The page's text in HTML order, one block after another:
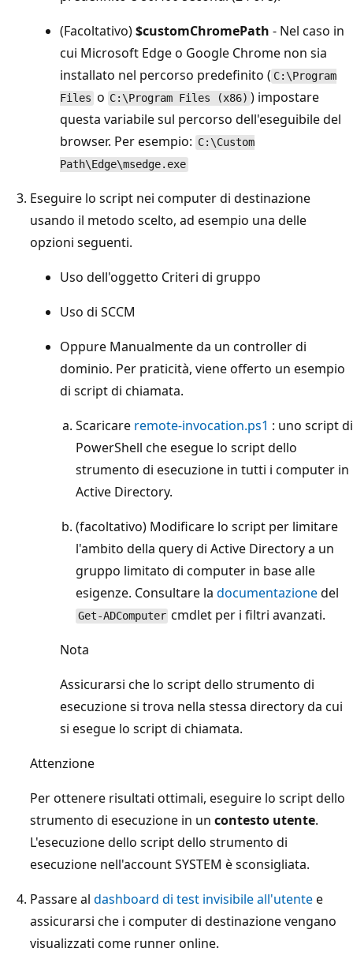
(Facoltativo)$customChromePath - Nel caso in
cui Microsoft Edge o Google Chrome non sia
installato nel percorso predefinito ( C:\Program
Files o C:\Program Files (x86) ) impostare
questa variabile sul percorso dell'eseguibile del
browser. Per esempio: C:\Custom
Path\Edge\msedge.exe
Eseguire lo script nei computer di destinazione
usando il metodo scelto, ad esempio una delle
opzioni seguenti.
Uso dell'oggetto Criteri di gruppo
Uso di SCCM
Oppure Manualmente da un controller di
dominio. Per praticità, viene offerto un esempio
di script di chiamata.
Scaricare remote-invocation.ps1 : uno script di
PowerShell che esegue lo script dello
strumento di esecuzione in tutti i computer in
Active Directory.
(facoltativo) Modificare lo script per limitare
l'ambito della query di Active Directory a un
gruppo limitato di computer in base alle
esigenze. Consultare la documentazionedel
Get-ADComputer cmdlet per i filtri avanzati.
Nota
Assicurarsi che lo script dello strumento di
esecuzione si trova nella stessa directory da cui
si esegue lo script di chiamata.
Attenzione
Per ottenere risultati ottimali, eseguire lo script dello
strumento di esecuzione in un contesto utente.
L'esecuzione dello script dello strumento di
esecuzione nell'account SYSTEM è sconsigliata.
Passare al dashboard di test invisibile all'utentee
assicurarsi che i computer di destinazione vengano
visualizzati come runner online.